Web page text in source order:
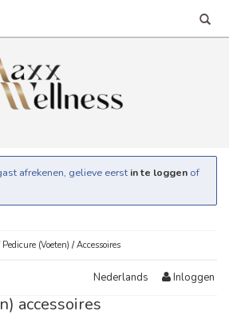
afrekenen, gelieve eerst in te loggen of
Pedicure (Voeten) /Accessoires
Nederlands Inloggen
accessoires